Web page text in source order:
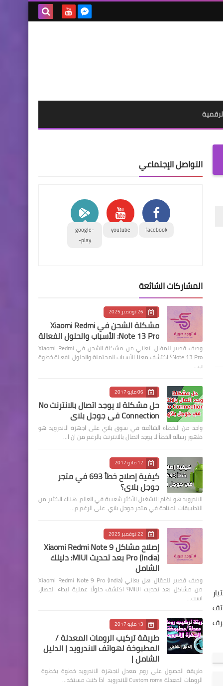
التواصل الإجتماعي
facebook
youtube
google-
play-
المشاركات الشائعة
26 نوفمبر 2025
مشكلة الشحن في Xiaomi Redmi
Note 13 Pro: الأسباب والحلول الفعالة
وصف قصير للمقال: تعاني من مشكلة الشحن في Xiaomi Redmi
Note 13 Pro؟ اكتشف معنا الأسباب المحتملة والحلول الفعالة خطوة
ب…
06 مايو 2017
حل مشكلة لا يوجد اتصال بالانترنت No
Connection في جوجل بلاي
واحد من الاخطاء الشائعة في سوق بلاي على اجهزة الاندرويد هو
ظهور رسالة الخطأ لا يوجد اتصال بالانترنت بالرغم من ان ا…
12 مايو 2017
كيفية إصلاح خطأ 693 في متجر
جوجل بلاي؟
الاندرويد هو نظام التشغيل الأكثر شعبية في العالم. هناك الكثير من
التطبيقات المتاحة في متجر جوجل بلاي. على الرغم م…
22 نوفمبر 2025
إصلاح مشاكل Xiaomi Redmi Note 9
Pro (India) بعد تحديث MIUI: دليلك
الشامل
وصف قصير للمقال: هل يعاني Xiaomi Redmi Note 9 Pro (India)
من مشاكل بعد تحديث MIUI؟ اكتشف حلولًا عملية لبطء الجهاز،
است…
13 مايو 2017
طريقة تركيب الرومات المعدلة /
المطبوخة لهواتف الاندرويد | الدليل
الشامل |
طريقة الحصول على روم معدل لاجهزة الاندرويد خطوة بخطوة
الرومات المعدلة Custom roms للاندرويد اذا كنت مستخد…